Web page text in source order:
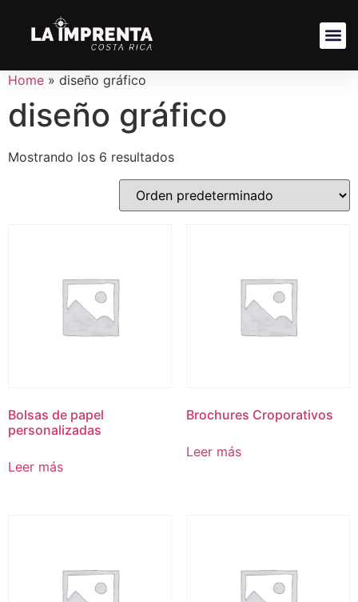
Home » diseño gráfico
diseño gráfico
Mostrando los 6 resultados
Bolsas de papel
personalizadas
Leer más
Brochures Croporativos
Leer más